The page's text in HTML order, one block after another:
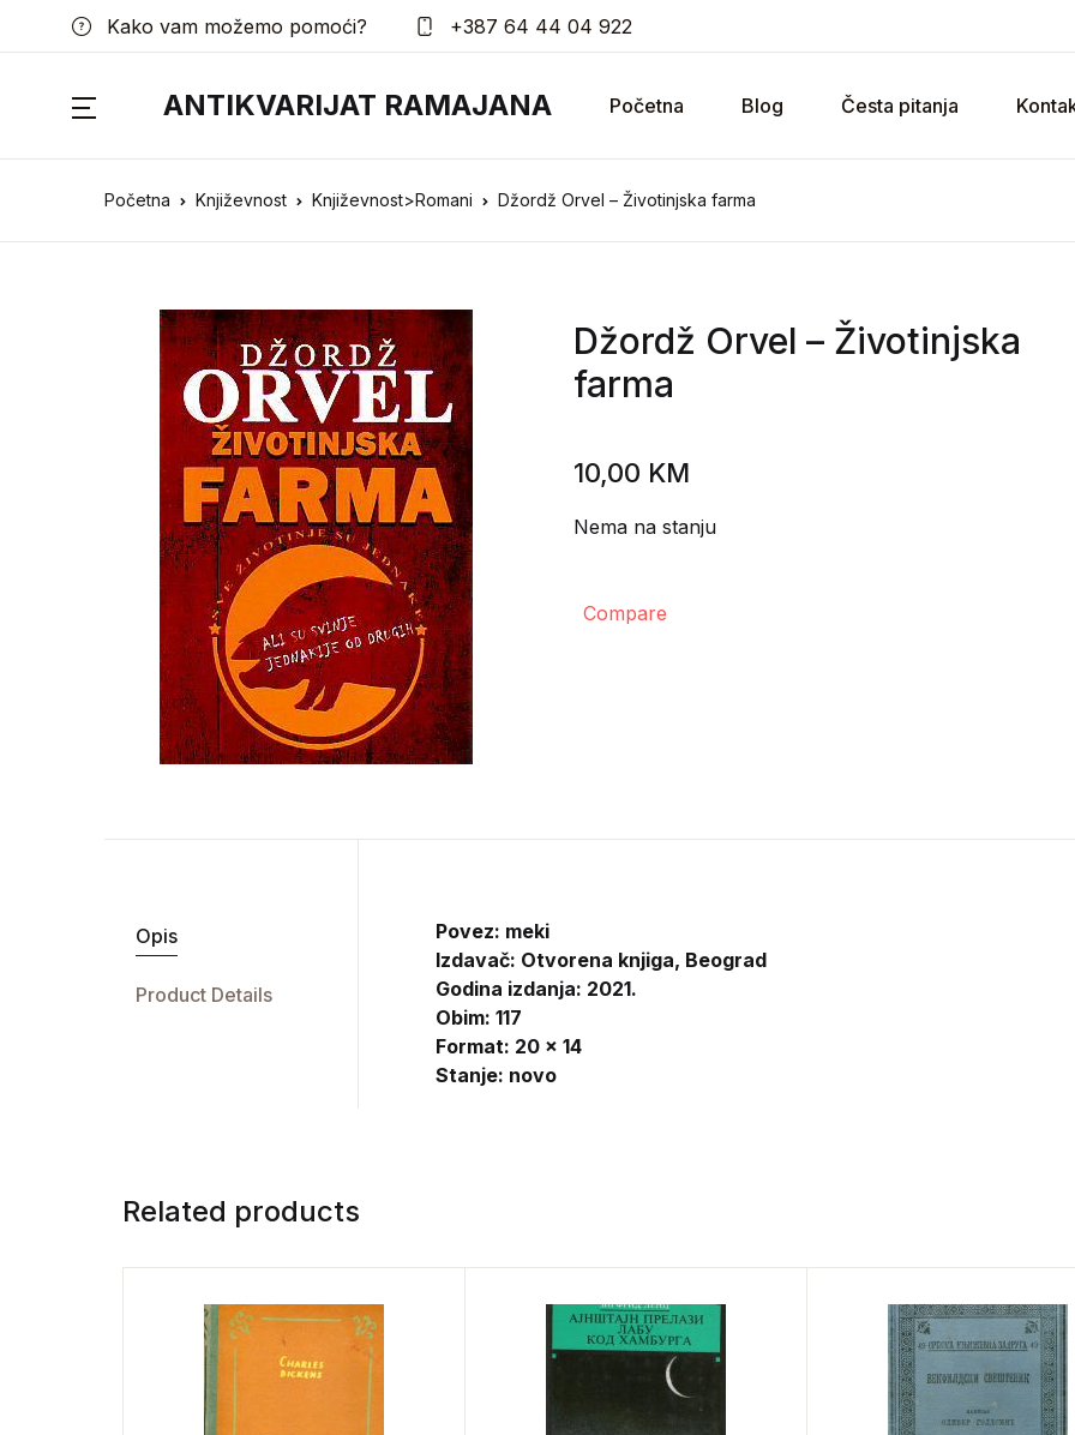
Kako vam možemo pomoći? +387 64 44 04 922
ANTIKVARIJAT RAMAJANA Početna Blog Česta pitanja
Početna Književnost Književnost>Romani Džordž Orvel – Životinjska farma
Džordž Orvel – Životinjska
farma
10,00 KM
Nema na stanju
Compare
Opis
Product Details
Povez: meki
Izdavač: Otvorena knjiga, Beograd
Godina izdanja: 2021.
Obim: 117
Format: 20 x 14
Stanje: novo
Related products